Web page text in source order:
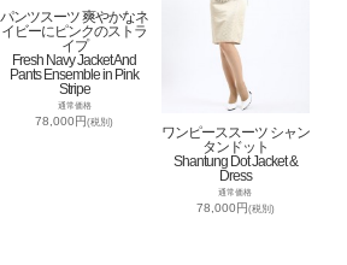
パンツスーツ 爽やかなネ
イビーにピンクのストラ
イプ
Fresh Navy Jacket And
Pants Ensemble in Pink
Stripe
通常価格
78,000円(税別)
ワンピーススーツ シャン
タンドット
Shantung Dot Jacket &
Dress
通常価格
78,000円(税別)